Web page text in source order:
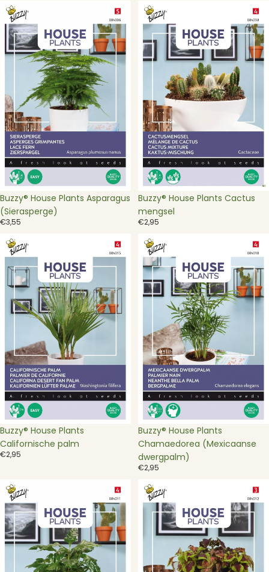
Buzzy®
House
Plants
Asparagus
(Sierasperge)
Buzzy® House Plants Asparagus
(Sierasperge)
€3,55
Buzzy®
House
Plants
Cactus
mengsel
Buzzy® House Plants Cactus
mengsel
€2,95
Buzzy®
House
Plants
Californische
palm
Buzzy® House Plants
Californische palm
€2,95
Buzzy®
House
Plants
Chamaedorea
(Mexicaanse
dwergpalm)
Buzzy® House Plants
Chamaedorea (Mexicaanse
dwergpalm)
€2,95
Buzzy®
House
Plants
Coffea
Arabica
(koffieplant)
Buzzy®
House
Plants
Coleus
(Siernetel
mix)